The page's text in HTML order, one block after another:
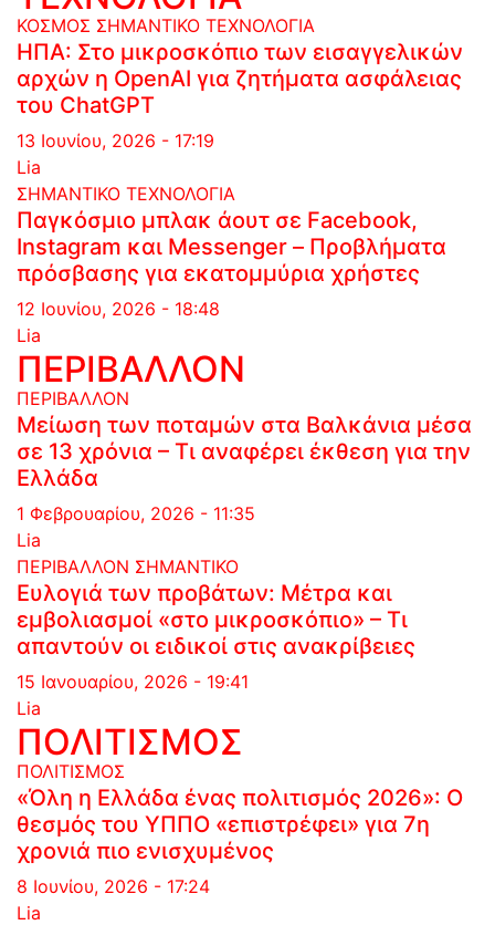
ΚΟΣΜΟΣ ΣΗΜΑΝΤΙΚΟ ΤΕΧΝΟΛΟΓΙΑ
ΗΠΑ: Στο μικροσκόπιο των εισαγγελικών
αρχών η OpenAI για ζητήματα ασφάλειας
του ChatGPT
13 Ιουνίου, 2026 - 17:19
Lia
ΣΗΜΑΝΤΙΚΟ ΤΕΧΝΟΛΟΓΙΑ
Παγκόσμιο μπλακ άουτ σε Facebook,
Instagram και Messenger – Προβλήματα
πρόσβασης για εκατομμύρια χρήστες
12 Ιουνίου, 2026 - 18:48
Lia
ΠΕΡΙΒΑΛΛΟΝ
ΠΕΡΙΒΑΛΛΟΝ
Μείωση των ποταμών στα Βαλκάνια μέσα
σε 13 χρόνια – Τι αναφέρει έκθεση για την
Ελλάδα
1 Φεβρουαρίου, 2026 - 11:35
Lia
ΠΕΡΙΒΑΛΛΟΝ ΣΗΜΑΝΤΙΚΟ
Ευλογιά των προβάτων: Μέτρα και
εμβολιασμοί «στο μικροσκόπιο» – Τι
απαντούν οι ειδικοί στις ανακρίβειες
15 Ιανουαρίου, 2026 - 19:41
Lia
ΠΟΛΙΤΙΣΜΟΣ
ΠΟΛΙΤΙΣΜΟΣ
«Όλη η Ελλάδα ένας πολιτισμός 2026»: Ο
θεσμός του ΥΠΠΟ «επιστρέφει» για 7η
χρονιά πιο ενισχυμένος
8 Ιουνίου, 2026 - 17:24
Lia